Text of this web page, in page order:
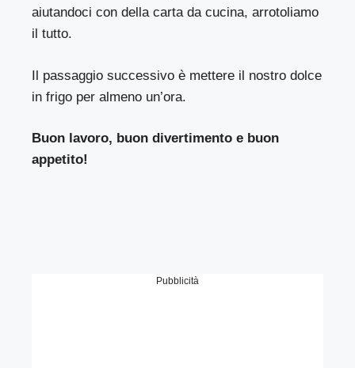
aiutandoci con della carta da cucina, arrotoliamo
il tutto.
Il passaggio successivo è mettere il nostro dolce
in frigo per almeno un’ora.
Buon lavoro, buon divertimento e buon
appetito!
Pubblicità